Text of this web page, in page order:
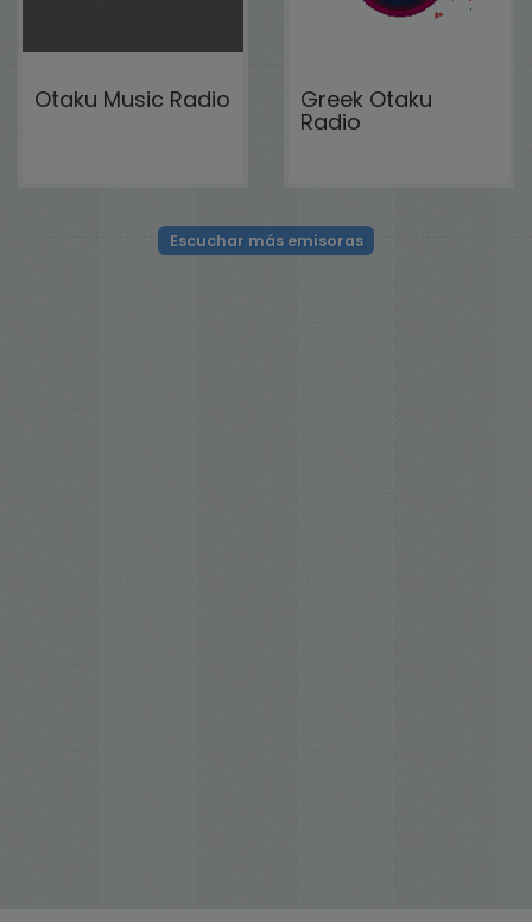
Otaku Music Radio Greek Otaku
Radio
Escuchar más emisoras